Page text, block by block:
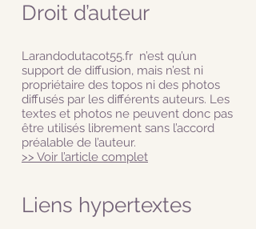
Droit d’auteur
Larandodutacot55.fr n’est qu’un
support de diffusion, mais n’est ni
propriétaire des topos ni des photos
diffusés par les différents auteurs. Les
textes et photos ne peuvent donc pas
être utilisés librement sans l’accord
préalable de l’auteur.
>> Voir l’article complet
Liens hypertextes